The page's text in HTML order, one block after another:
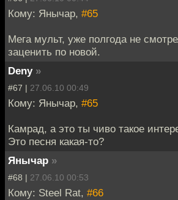
Кому: Янычар, #65
Мега мульт, уже полгода не
заценить по новой.
Deny »
#67 | 27.06.10 00:49
Кому: Янычар, #65
Камрад, а это ты чиво такое
Это песня какая-то?
Янычар »
#68 | 27.06.10 00:53
Кому: Steel Rat, #66